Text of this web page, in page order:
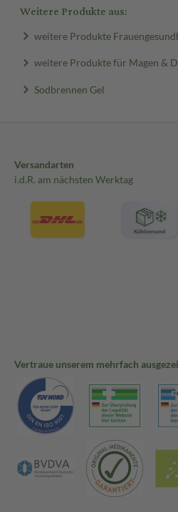
Weitere Produkte aus:
weitere Produkte
weitere Produkte für Magen &
Sodbrennen Gel
Versandarten
i.d.R. am nächsten Werktag
Vertraue unserem mehrfach